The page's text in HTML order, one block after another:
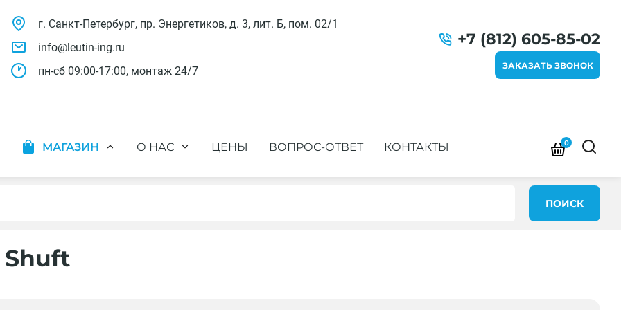
г. Санкт-Петербург, пр. Энергетиков, д. 3, лит. Б, пом. 02/1
info@leutin-ing.ru
пн-сб 09:00-17:00, монтаж 24/7
+7 (812) 605-85-02
ЗАКАЗАТЬ ЗВОНОК
МАГАЗИН
Канальные кондиционеры
О НАС ЦЕНЫ ВОПРОС-ОТВЕТ КОНТАКТЫ 0
ПОИСК
Shuft